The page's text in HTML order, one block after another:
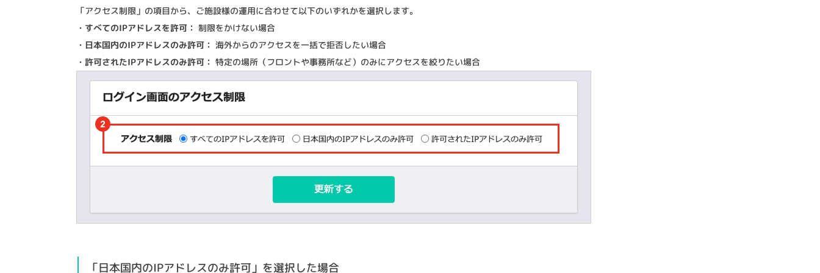
「アクセス制限」の項目から、ご施設様の運用に合わせて以下のいずれかを選択します。
・すべてのIPアドレスを許可： 制限をかけない場合
・日本国内のIPアドレスのみ許可： 海外からのアクセスを一括で拒否したい場合
・許可されたIPアドレスのみ許可： 特定の場所（フロントや事務所など）のみにアクセスを絞りたい場合
「日本国内のIPアドレスのみ許可」を選択した場合